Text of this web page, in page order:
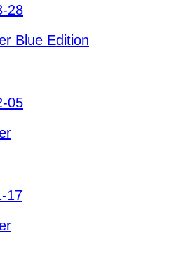
28
Blue Edition
05
17